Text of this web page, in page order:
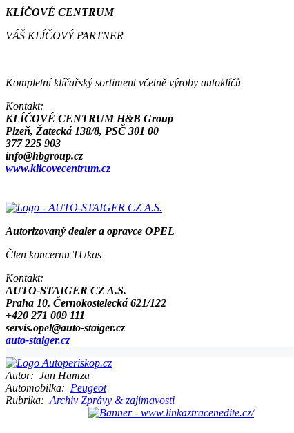
KLÍČOVÉ CENTRUM
VÁŠ KLÍČOVÝ PARTNER
Kompletní klíčařský sortiment včetně výroby autoklíčů
Kontakt:
KLÍČOVÉ CENTRUM H&B Group
Plzeň, Žatecká 138/8, PSČ 301 00
377 225 903
info@hbgroup.cz
www.klicovecentrum.cz
Autorizovaný dealer a opravce OPEL
Člen koncernu TUkas
Kontakt:
AUTO-STAIGER CZ A.S.
Praha 10, Černokostelecká 621/122
+420 271 009 111
servis.opel@auto-staiger.cz
auto-staiger.cz
Autor: Jan Hamza
Automobilka: Peugeot
Rubrika: Archiv Zprávy & zajímavosti